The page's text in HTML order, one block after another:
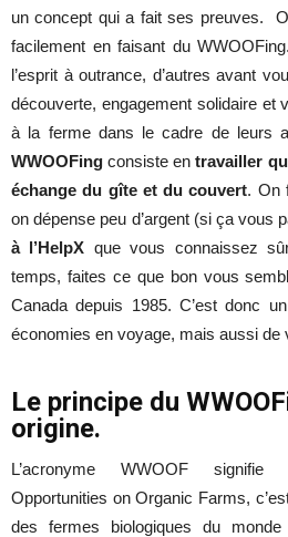
un concept qui a fait ses preuves.
facilement en faisant du
l’esprit à outrance, d’autres avant
découverte, engagement solidaire et
à la ferme dans le cadre de leurs
WWOOFing consiste entravailler
échange du gîte et du couvert. On
on dépense peu d’argent (si ça vous
à l’HelpX que vous connaissez
temps, faites ce que bon vous
Canada depuis 1985. C’est donc
économies en voyage, mais aussi de
Le principe du
origine.
L’acronyme WWOOF signifie
Opportunities on Organic Farms,
des fermes biologiques du